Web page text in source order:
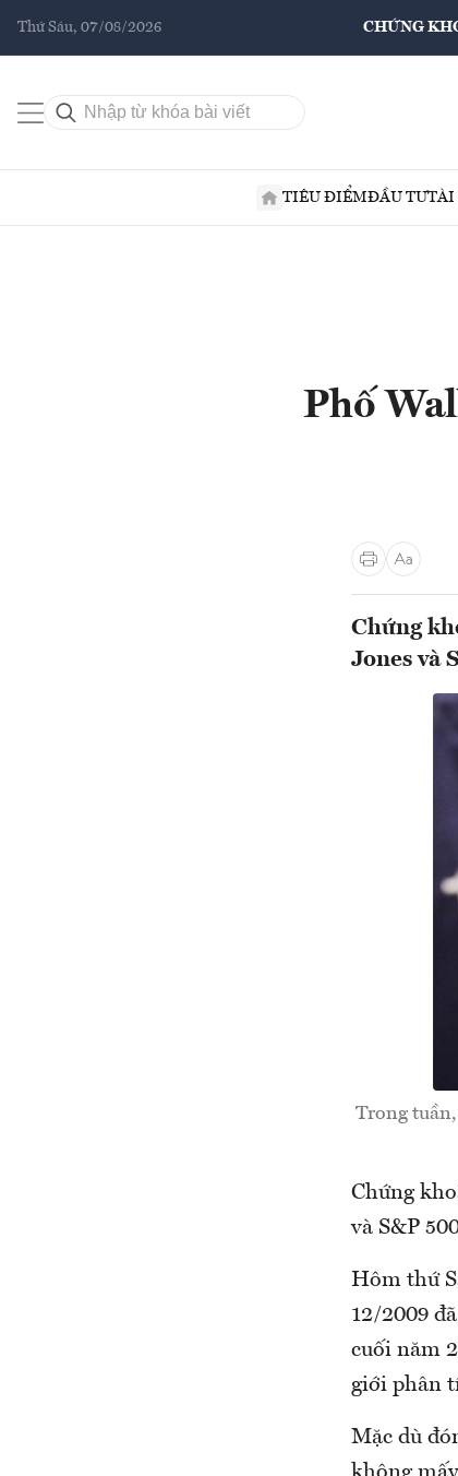
Thứ Sáu, 07/08/2026 CHỨNG
TIÊU ĐIỂMĐẦU TƯTÀI
Phố
Chứng
Jones và
Trong tuần,
Chứng
và S&P
Hôm thứ
12/2009
cuối năm
giới phân
Mặc dù